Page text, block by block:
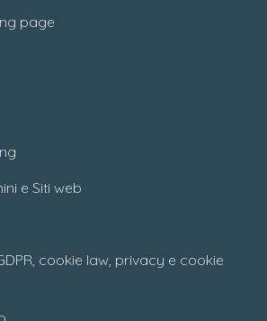
page
e Siti web
cookie law, privacy e cookie